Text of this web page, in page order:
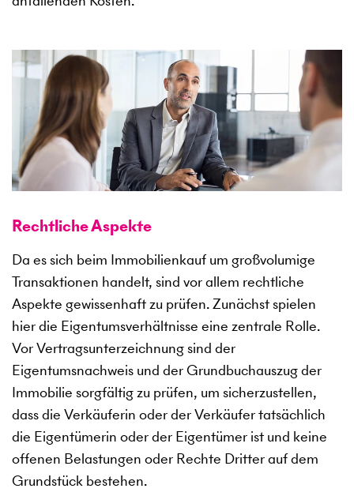
Rechtliche Aspekte
Da es sich beim Immobilienkauf um großvolumige
Transaktionen handelt, sind vor allem rechtliche
Aspekte gewissenhaft zu prüfen. Zunächst spielen
hier die Eigentumsverhältnisse eine zentrale Rolle.
Vor Vertragsunterzeichnung sind der
Eigentumsnachweis und der Grundbuchauszug der
Immobilie sorgfältig zu prüfen, um sicherzustellen,
dass die Verkäuferin oder der Verkäufer tatsächlich
die Eigentümerin oder der Eigentümer ist und keine
offenen Belastungen oder Rechte Dritter auf dem
Grundstück bestehen.